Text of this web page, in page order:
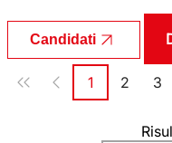
Candidati
Paginazione
Pagina
1 Pagina
2 3